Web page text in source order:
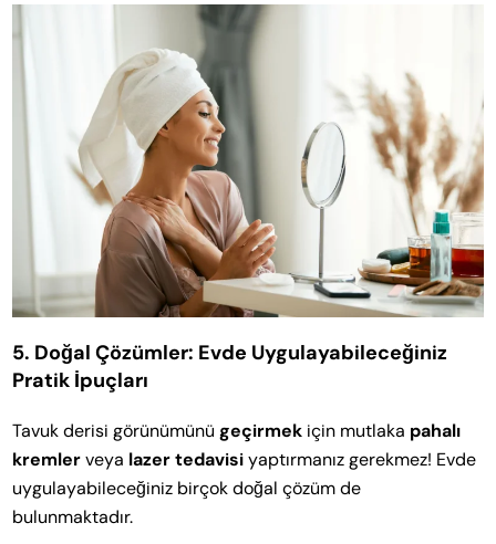
5. Doğal Çözümler: Evde Uygulayabileceğiniz
Pratik İpuçları
Tavuk derisi görünümünügeçirmek için mutlaka pahalı
kremlerveya lazer tedavisiyaptırmanız gerekmez! Evde
uygulayabileceğiniz birçok doğal çözüm de
bulunmaktadır.